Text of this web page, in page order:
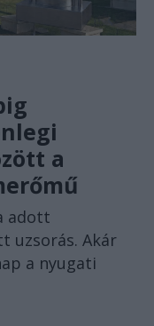
a
adott
uzsorás. Akár
a nyugati